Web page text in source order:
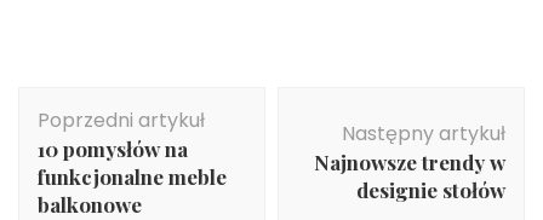
wpisu
Poprzedni artykuł
10 pomysłów na
funkcjonalne meble
balkonowe
Następny artykuł
Najnowsze trendy w
designie stołów